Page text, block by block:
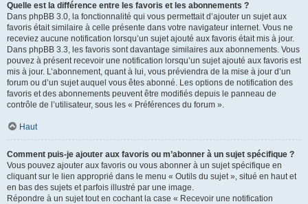
Quelle est la différence entre les favoris et les abonnements ?
Dans phpBB 3.0, la fonctionnalité qui vous permettait d’ajouter un sujet aux
favoris était similaire à celle présente dans votre navigateur internet. Vous ne
receviez aucune notification lorsqu’un sujet ajouté aux favoris était mis à jour.
Dans phpBB 3.3, les favoris sont davantage similaires aux abonnements. Vous
pouvez à présent recevoir une notification lorsqu’un sujet ajouté aux favoris est
mis à jour. L’abonnement, quant à lui, vous préviendra de la mise à jour d’un
forum ou d’un sujet auquel vous êtes abonné. Les options de notification des
favoris et des abonnements peuvent être modifiés depuis le panneau de
contrôle de l’utilisateur, sous les « Préférences du forum ».
Haut
Comment puis-je ajouter aux favoris ou m’abonner à un sujet spécifique ?
Vous pouvez ajouter aux favoris ou vous abonner à un sujet spécifique en
cliquant sur le lien approprié dans le menu « Outils du sujet », situé en haut et
en bas des sujets et parfois illustré par une image.
Répondre à un sujet tout en cochant la case « Recevoir une notification